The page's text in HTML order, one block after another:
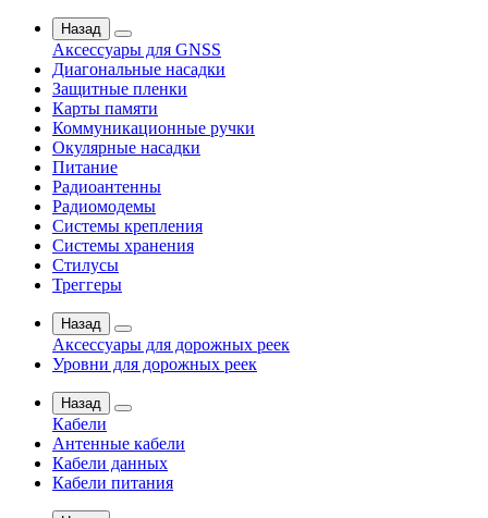
Назад
Аксессуары для GNSS
Диагональные насадки
Защитные пленки
Карты памяти
Коммуникационные ручки
Окулярные насадки
Питание
Радиоантенны
Радиомодемы
Системы крепления
Системы хранения
Стилусы
Треггеры
Назад
Аксессуары для дорожных реек
Уровни для дорожных реек
Назад
Кабели
Антенные кабели
Кабели данных
Кабели питания